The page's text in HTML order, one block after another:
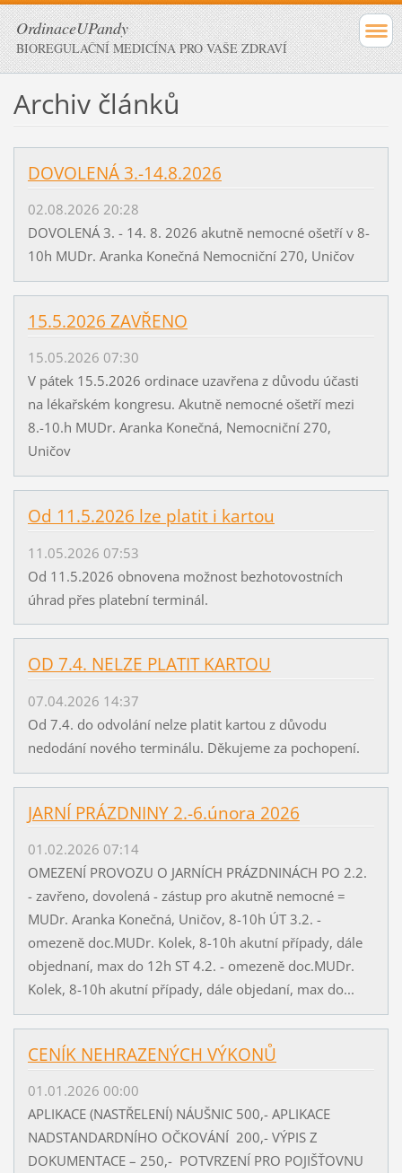
OrdinaceUPandy
BIOREGULAČNÍ MEDICÍNA PRO VAŠE ZDRAVÍ
Archiv článků
DOVOLENÁ 3.-14.8.2026
02.08.2026 20:28
DOVOLENÁ 3. - 14. 8. 2026 akutně nemocné ošetří v 8-
10h MUDr. Aranka Konečná Nemocniční 270, Uničov
15.5.2026 ZAVŘENO
15.05.2026 07:30
V pátek 15.5.2026 ordinace uzavřena z důvodu účasti
na lékařském kongresu. Akutně nemocné ošetří mezi
8.-10.h MUDr. Aranka Konečná, Nemocniční 270,
Uničov
Od 11.5.2026 lze platit i kartou
11.05.2026 07:53
Od 11.5.2026 obnovena možnost bezhotovostních
úhrad přes platební terminál.
OD 7.4. NELZE PLATIT KARTOU
07.04.2026 14:37
Od 7.4. do odvolání nelze platit kartou z důvodu
nedodání nového terminálu. Děkujeme za pochopení.
JARNÍ PRÁZDNINY 2.-6.února 2026
01.02.2026 07:14
OMEZENÍ PROVOZU O JARNÍCH PRÁZDNINÁCH PO 2.2.
- zavřeno, dovolená - zástup pro akutně nemocné =
MUDr. Aranka Konečná, Uničov, 8-10h ÚT 3.2. -
omezeně doc.MUDr. Kolek, 8-10h akutní případy, dále
objednaní, max do 12h ST 4.2. - omezeně doc.MUDr.
Kolek, 8-10h akutní případy, dále objedaní, max do...
CENÍK NEHRAZENÝCH VÝKONŮ
01.01.2026 00:00
APLIKACE (NASTŘELENÍ) NÁUŠNIC 500,- APLIKACE
NADSTANDARDNÍHO OČKOVÁNÍ 200,- VÝPIS Z
DOKUMENTACE – 250,- POTVRZENÍ PRO POJIŠŤOVNU